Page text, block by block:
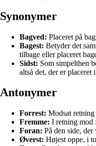
Synonymer
Bagved: Placeret på
Bagest: Betyder det
tilbage eller placeret
Sidst: Som simpelthen
altså det, der er placeret
Antonymer
Forrest: Modsat retning
Fremme: I retning mod
Foran: På den side,
Øverst: Højest oppe, i